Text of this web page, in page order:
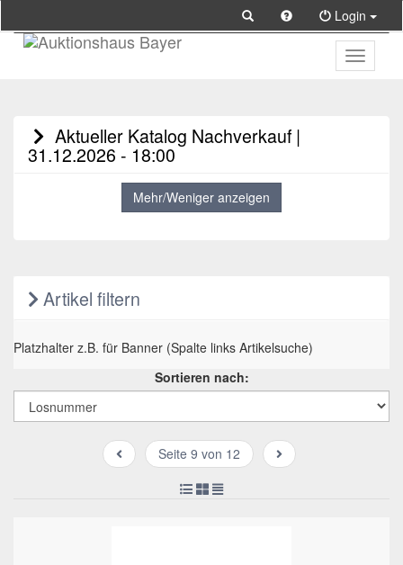
Login
Toggle
primary
Aktueller Katalog Nachverkauf |
31.12.2026 - 18:00
Mehr/Weniger anzeigen
Artikel filtern
Platzhalter z.B. für Banner (Spalte links Artikelsuche)
Sortieren nach:
Seite 9 von 12